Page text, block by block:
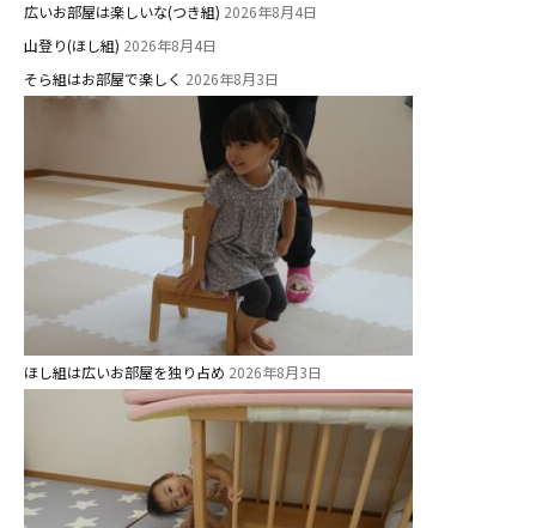
広いお部屋は楽しいな(つき組) 2026年8月4日
山登り(ほし組) 2026年8月4日
そら組はお部屋で楽しく 2026年8月3日
ほし組は広いお部屋を独り占め 2026年8月3日